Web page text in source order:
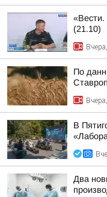
«Вести.
(21.10)
По
В
Два